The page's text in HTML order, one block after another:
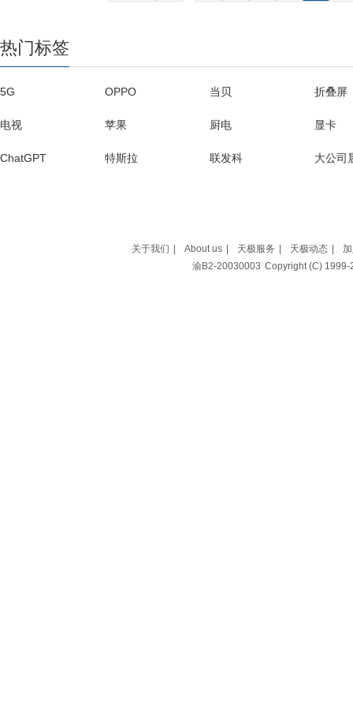
热门标签
5G OPPO 当贝 折叠屏
电视 苹果 厨电 显卡
ChatGPT 特斯拉 联发科 大公司
关于我们 About us 天极服务 天极动态
渝B2-20030003 Copyright (C) 1999-